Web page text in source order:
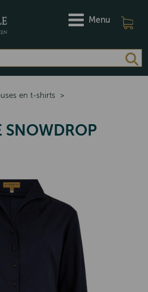
Menu
en t-shirts
>
SNOWDROP